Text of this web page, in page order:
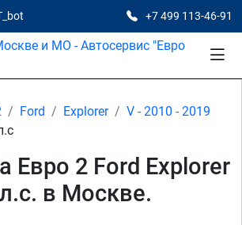
+7 499 113-46-91
Ford Explorer
V - 2010 - 2019
Евро 2 Ford Explorer
в Москве.